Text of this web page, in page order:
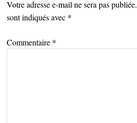
Votre adresse e-mail ne sera pas publiée.
sont indiqués avec *
Commentaire *